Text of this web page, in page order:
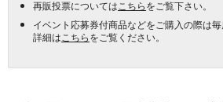
再販投票については こちらをご覧下さい。
イベント応募券付商品などをご購入の際は毎
詳細は こちらをご覧ください。